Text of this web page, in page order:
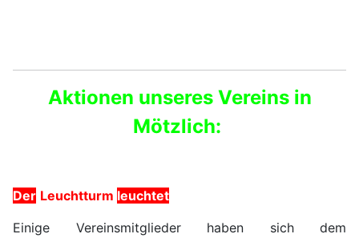
Aktionen unseres Vereins in
Mötzlich:
Der Leuchtturm leuchtet
Einige Vereinsmitglieder haben sich dem